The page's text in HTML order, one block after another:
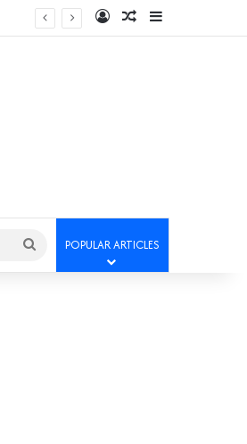
Log InRandom Article
Sidebar
Search
for
POPULAR ARTICLES